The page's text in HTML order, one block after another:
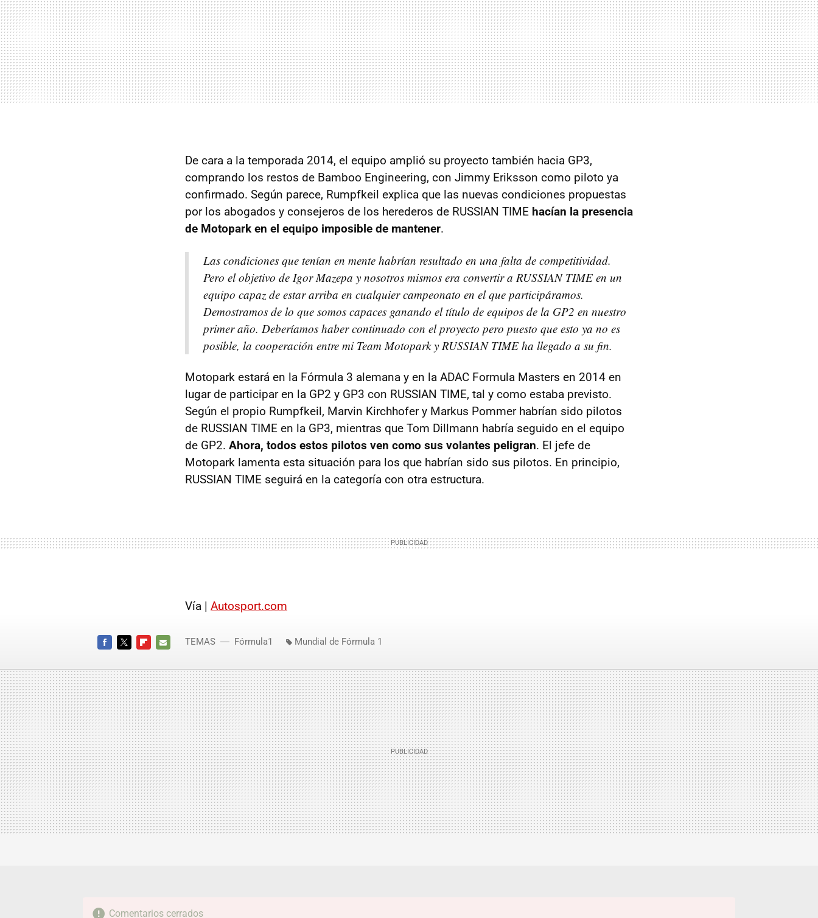
De cara a la temporada 2014, el equipo amplió su proyecto también hacia GP3,
comprando los restos de Bamboo Engineering, con Jimmy Eriksson como piloto ya
confirmado. Según parece, Rumpfkeil explica que las nuevas condiciones propuestas
por los abogados y consejeros de los herederos de RUSSIAN TIME hacían la presencia
de Motopark en el equipo imposible de mantener.
Las condiciones que tenían en mente habrían resultado en una falta de competitividad.
Pero el objetivo de Igor Mazepa y nosotros mismos era convertir a RUSSIAN TIME en un
equipo capaz de estar arriba en cualquier campeonato en el que participáramos.
Demostramos de lo que somos capaces ganando el título de equipos de la GP2 en nuestro
primer año. Deberíamos haber continuado con el proyecto pero puesto que esto ya no es
posible, la cooperación entre mi Team Motopark y RUSSIAN TIME ha llegado a su fin.
Motopark estará en la Fórmula 3 alemana y en la ADAC Formula Masters en 2014 en
lugar de participar en la GP2 y GP3 con RUSSIAN TIME, tal y como estaba previsto.
Según el propio Rumpfkeil, Marvin Kirchhofer y Markus Pommer habrían sido pilotos
de RUSSIAN TIME en la GP3, mientras que Tom Dillmann habría seguido en el equipo
de GP2. Ahora, todos estos pilotos ven como sus volantes peligran. El jefe de
Motopark lamenta esta situación para los que habrían sido sus pilotos. En principio,
RUSSIAN TIME seguirá en la categoría con otra estructura.
Vía | Autosport.com
MAIL
TEMAS Fórmula1 Mundial de Fórmula 1
Comentarios cerrados